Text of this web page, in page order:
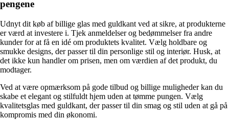
pengene
Udnyt dit køb af billige glas med guldkant ved at sikre, at produkterne
er værd at investere i. Tjek anmeldelser og bedømmelser fra andre
kunder for at få en idé om produktets kvalitet. Vælg holdbare og
smukke designs, der passer til din personlige stil og interiør. Husk, at
det ikke kun handler om prisen, men om værdien af det produkt, du
modtager.
Ved at være opmærksom på gode tilbud og billige muligheder kan du
skabe et elegant og stilfuldt hjem uden at tømme pungen. Vælg
kvalitetsglas med guldkant, der passer til din smag og stil uden at gå på
kompromis med din økonomi.